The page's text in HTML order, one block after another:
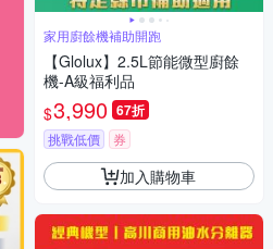
家用廚餘機補助開跑
【Glolux】2.5L節能微型廚餘
機-A級福利品
$3,990 67折
挑戰低價 券
加入購物車